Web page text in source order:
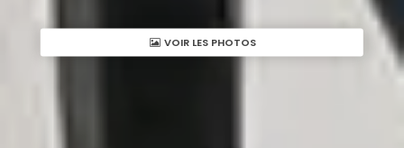
VOIR LES PHOTOS